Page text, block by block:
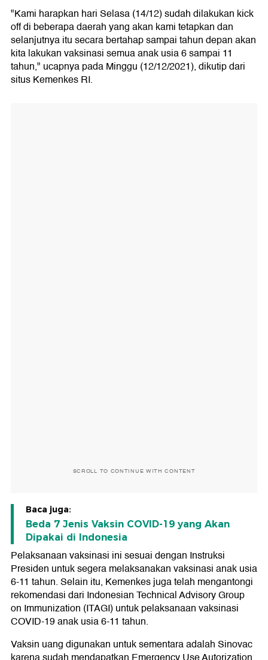
"Kami harapkan hari Selasa (14/12) sudah dilakukan kick
off di beberapa daerah yang akan kami tetapkan dan
selanjutnya itu secara bertahap sampai tahun depan akan
kita lakukan vaksinasi semua anak usia 6 sampai 11
tahun," ucapnya pada Minggu (12/12/2021), dikutip dari
situs Kemenkes RI.
SCROLL TO CONTINUE WITH CONTENT
Baca juga:
Beda 7 Jenis Vaksin COVID-19 yang Akan
Dipakai di Indonesia
Pelaksanaan vaksinasi ini sesuai dengan Instruksi
Presiden untuk segera melaksanakan vaksinasi anak usia
6-11 tahun. Selain itu, Kemenkes juga telah mengantongi
rekomendasi dari Indonesian Technical Advisory Group
on Immunization (ITAGI) untuk pelaksanaan vaksinasi
COVID-19 anak usia 6-11 tahun.
Vaksin uang digunakan untuk sementara adalah Sinovac